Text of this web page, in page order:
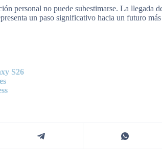
personal no puede subestimarse. La llegada
un paso significativo hacia un futuro más
S26